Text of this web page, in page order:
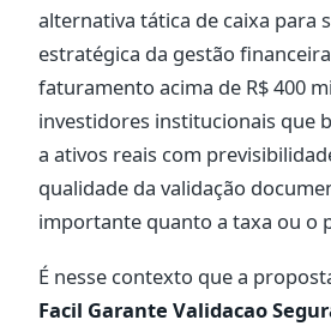
alternativa tática de caixa para
estratégica da gestão
faturamento acima de R$ 400
investidores institucionais que
a ativos reais com
qualidade da validação
importante quanto a taxa ou o
É nesse contexto que a
Facil Garante Validacao